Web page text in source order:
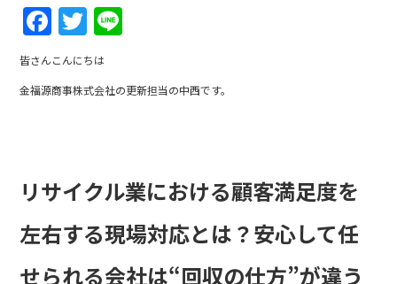
F
a
c
e
o
k
T
w
itt
er
e
皆さんこんにちは
金福源商事株式会社の更新担当の中西です。
リサイクル業における顧客満足度を
左右する現場対応とは？安心して任
せられる会社は“回収の仕方”が違う